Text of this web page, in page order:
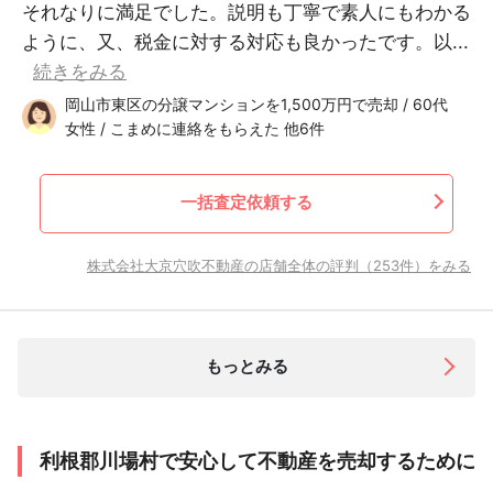
それなりに満足でした。説明も丁寧で素人にもわかる
ように、又、税金に対する対応も良かったです。以...
続きをみる
岡山市東区の分譲マンションを1,500万円で売却 / 60代
女性 / こまめに連絡をもらえた 他6件
一括査定依頼する
株式会社大京穴吹不動産の店舗全体の評判（253件）をみる
もっとみる
利根郡川場村で安心して不動産を売却するために